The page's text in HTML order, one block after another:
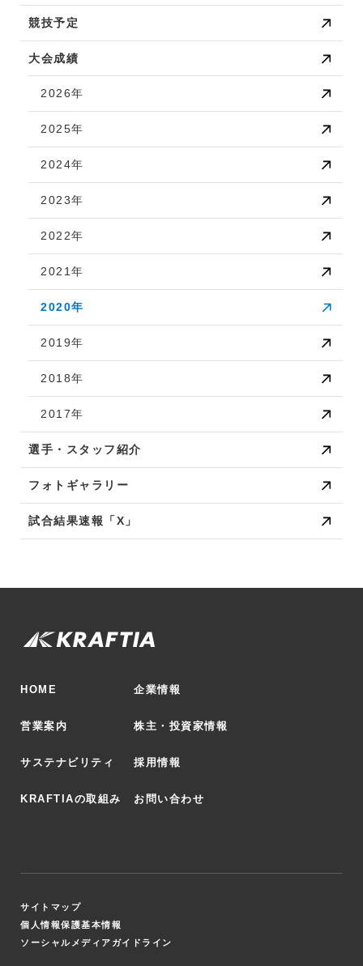
競技予定
大会成績
2026年
2025年
2024年
2023年
2022年
2021年
2020年
2019年
2018年
2017年
選手・スタッフ紹介
フォトギャラリー
試合結果速報「X」
HOME 企業情報
営業案内 株主・投資家情報
サステナビリティ 採用情報
KRAFTIAの取組み お問い合わせ
サイトマップ
個人情報保護基本情報
ソーシャルメディアガイドライン